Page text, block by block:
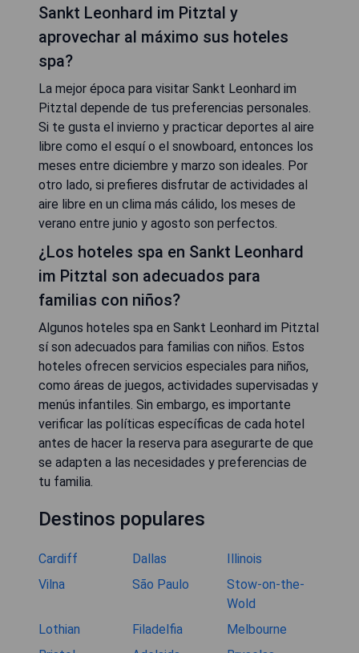
Sankt Leonhard im Pitztal y
aprovechar al máximo sus hoteles
spa?
La mejor época para visitar Sankt Leonhard im
Pitztal depende de tus preferencias personales.
Si te gusta el invierno y practicar deportes al aire
libre como el esquí o el snowboard, entonces los
meses entre diciembre y marzo son ideales. Por
otro lado, si prefieres disfrutar de actividades al
aire libre en un clima más cálido, los meses de
verano entre junio y agosto son perfectos.
¿Los hoteles spa en Sankt Leonhard
im Pitztal son adecuados para
familias con niños?
Algunos hoteles spa en Sankt Leonhard im Pitztal
sí son adecuados para familias con niños. Estos
hoteles ofrecen servicios especiales para niños,
como áreas de juegos, actividades supervisadas y
menús infantiles. Sin embargo, es importante
verificar las políticas específicas de cada hotel
antes de hacer la reserva para asegurarte de que
se adapten a las necesidades y preferencias de
tu familia.
Destinos populares
Cardiff Dallas
Illinois
Vilna
São Paulo
Stow-on-the-
Wold
Lothian
Filadelfia
Melbourne